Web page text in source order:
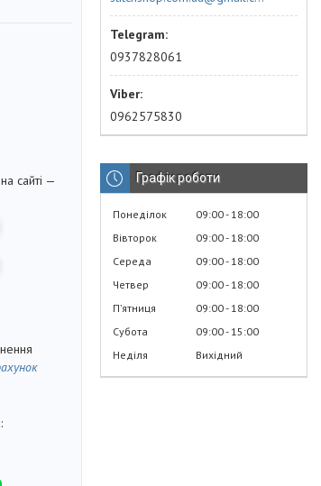
сайті —
0937828061
0962575830
Графік роботи
Понеділок 09:00 18:00
Вівторок
09:00 18:00
Середа
09:00 18:00
Четвер
09:00 18:00
Пʼятниця
09:00 18:00
Субота
09:00 15:00
Неділя
Вихідний